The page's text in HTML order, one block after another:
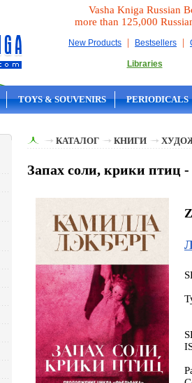
Vasha Kniga Russian
more than 125,000
New Products | Bestsellers |
Libraries
TOYS & SOUVENIRS PERIODICALS
КАТАЛОГ КНИГИ
Запах соли, крики птиц